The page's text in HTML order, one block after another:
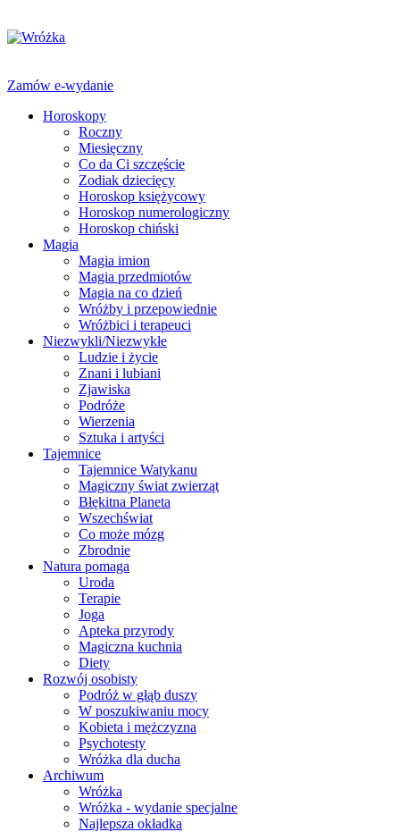
Zamów e-wydanie
Horoskopy
Roczny
Miesięczny
Co da Ci szczęście
Zodiak dziecięcy
Horoskop księżycowy
Horoskop numerologiczny
Horoskop chiński
Magia
Magia imion
Magia przedmiotów
Magia na co dzień
Wróżby i przepowiednie
Wróżbici i terapeuci
Niezwykli/Niezwykłe
Ludzie i życie
Znani i lubiani
Zjawiska
Podróże
Wierzenia
Sztuka i artyści
Tajemnice
Tajemnice Watykanu
Magiczny świat zwierząt
Błękitna Planeta
Wszechświat
Co może mózg
Zbrodnie
Natura pomaga
Uroda
Terapie
Joga
Apteka przyrody
Magiczna kuchnia
Diety
Rozwój osobisty
Podróż w głąb duszy
W poszukiwaniu mocy
Kobieta i mężczyzna
Psychotesty
Wróżka dla ducha
Archiwum
Wróżka
Wróżka - wydanie specjalne
Najlepsza okładka